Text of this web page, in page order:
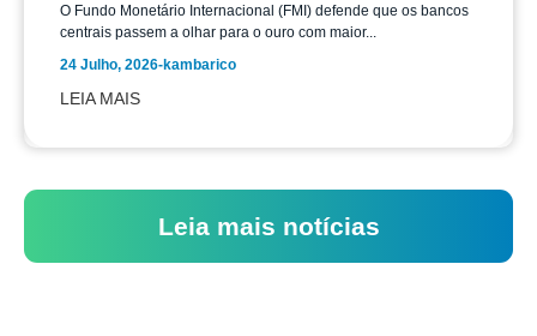
O Fundo Monetário Internacional (FMI) defende que os bancos
centrais passem a olhar para o ouro com maior...
24 Julho, 2026-kambarico
LEIA MAIS
Leia mais notícias